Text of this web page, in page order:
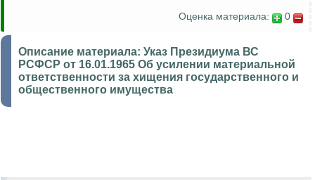
Оценка материала: 0
Описание материала: Указ Президиума ВС
РСФСР от 16.01.1965 Об усилении материальной
ответственности за хищения государственного и
общественного имущества